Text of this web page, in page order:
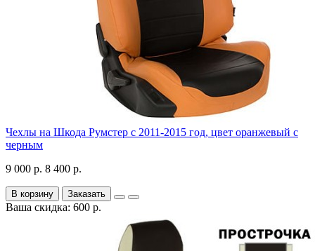
Чехлы на Шкода Румстер с 2011-2015 год, цвет оранжевый с
черным
9 000 р. 8 400 р.
В корзину Заказать
Ваша скидка: 600 р.